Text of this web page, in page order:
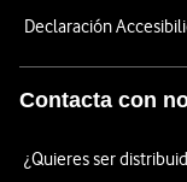
Declaración
Contacta con
¿Quieres ser